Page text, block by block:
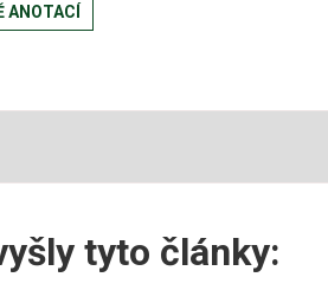
ANOTACÍ
tyto články: